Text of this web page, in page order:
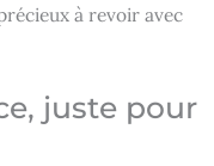
à revoir avec
juste pour